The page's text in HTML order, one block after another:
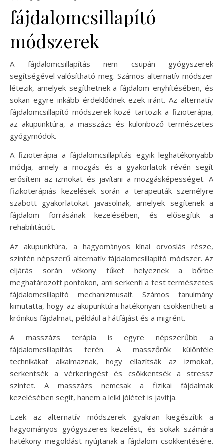
fájdalomcsillapító
módszerek
A fájdalomcsillapítás nem csupán gyógyszerek
segítségével valósítható meg. Számos alternatív módszer
létezik, amelyek segíthetnek a fájdalom enyhítésében, és
sokan egyre inkább érdeklődnek ezek iránt. Az alternatív
fájdalomcsillapító módszerek közé tartozik a fizioterápia,
az akupunktúra, a masszázs és különböző természetes
gyógymódok.
A fizioterápia a fájdalomcsillapítás egyik leghatékonyabb
módja, amely a mozgás és a gyakorlatok révén segít
erősíteni az izmokat és javítani a mozgásképességet. A
fizikoterápiás kezelések során a terapeuták személyre
szabott gyakorlatokat javasolnak, amelyek segítenek a
fájdalom forrásának kezelésében, és elősegítik a
rehabilitációt.
Az akupunktúra, a hagyományos kínai orvoslás része,
szintén népszerű alternatív fájdalomcsillapító módszer. Az
eljárás során vékony tűket helyeznek a bőrbe
meghatározott pontokon, ami serkenti a test természetes
fájdalomcsillapító mechanizmusait. Számos tanulmány
kimutatta, hogy az akupunktúra hatékonyan csökkentheti a
krónikus fájdalmat, például a hátfájást és a migrént.
A masszázs terápia is egyre népszerűbb a
fájdalomcsillapítás terén. A masszőrök különféle
technikákat alkalmaznak, hogy ellazítsák az izmokat,
serkentsék a vérkeringést és csökkentsék a stressz
szintet. A masszázs nemcsak a fizikai fájdalmak
kezelésében segít, hanem a lelki jólétet is javítja.
Ezek az alternatív módszerek gyakran kiegészítik a
hagyományos gyógyszeres kezelést, és sokak számára
hatékony megoldást nyújtanak a fájdalom csökkentésére.